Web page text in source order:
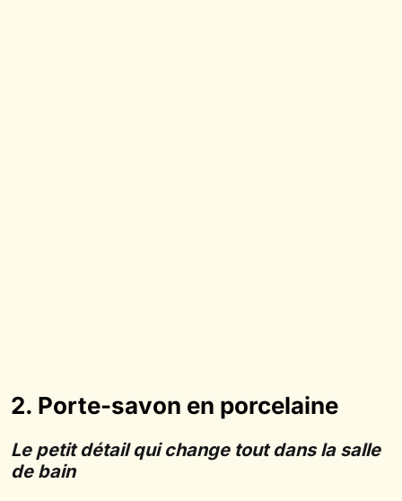
2. Porte-savon en porcelaine
Le petit détail qui change tout dans la salle
de bain